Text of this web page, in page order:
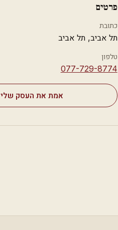
פרטים
כתובת
תל אביב, תל אביב
טלפון
⁦077-729-8774⁩
אמת את העסק שלי